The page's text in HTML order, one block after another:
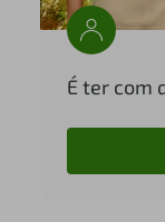
É ter com